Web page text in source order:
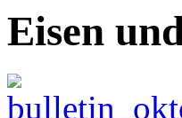
Eisen